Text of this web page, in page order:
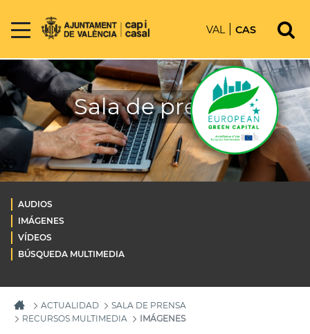
VAL CAS
Sala de prensa
AUDIOS
IMÁGENES
VÍDEOS
BÚSQUEDA MULTIMEDIA
ACTUALIDAD
SALA DE PRENSA
RECURSOS MULTIMEDIA
IMÁGENES